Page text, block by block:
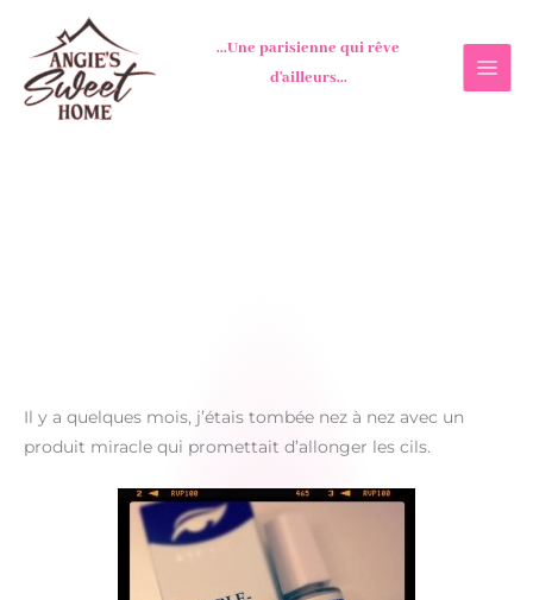
contenu
...Une parisienne qui rêve
d'ailleurs...
Il y a quelques mois, j’étais tombée nez à nez avec un
produit miracle qui promettait d’allonger les cils.